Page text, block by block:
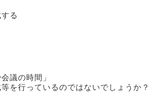
る
議の時間」
を行っているのではないでしょうか？